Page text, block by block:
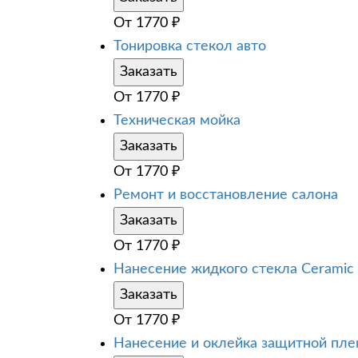
От 1770 ₽
Тонировка стекол авто
Заказать
От 1770 ₽
Техническая мойка
Заказать
От 1770 ₽
Ремонт и восстановление салона
Заказать
От 1770 ₽
Нанесение жидкого стекла Ceramic
Заказать
От 1770 ₽
Нанесение и оклейка защитной